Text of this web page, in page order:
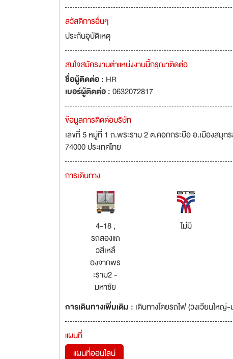
สวัสดิการอื่นๆ
ประกันอุบัติเหตุ
สนใจสมัครงานตำแหน่งงานนี้กรุณาติดต่อ
ชื่อผู้ติดต่อ : HR
เบอร์ผู้ติดต่อ :0632072817
ข้อมูลการติดต่อบริษัท
เลขที่ 5 หมู่ที่ 1 ถ.พระราม 2 ต.คอกกระบือ อ.เมืองสมุ
74000 ประเทศไทย
การเดินทาง
4-18 ,
รถสองแถ
วสีเหลื
องจากพร
ะราม2 -
มหาชัย
ไม่มี
การเดินทางเพิ่มเติม : เดินทางโดยรถไฟ (วงเวียนให
แผนที่
แผนที่ออนไลน์